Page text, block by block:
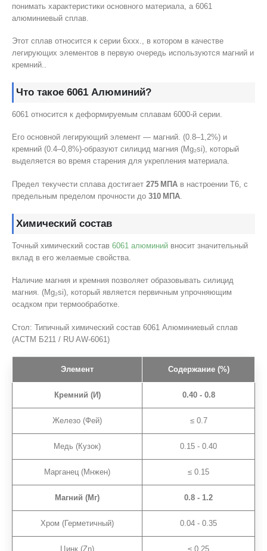
понимать характеристики основного материала, а 6061
алюминиевый сплав.
Этот сплав относится к серии 6ххх., в котором в качестве
легирующих элементов в первую очередь используются магний и
кремний..
Что такое 6061 Алюминий?
6061 относится к деформируемым сплавам 6000-й серии.
Его основной легирующий элемент — магний. (0.8–1,2%) и
кремний (0.4–0,8%)-образуют силицид магния (Mg₂si), который
выделяется во время старения для укрепления материала.
Предел текучести сплава достигает 275 МПА в настроении Т6, с
предельным пределом прочности до 310 МПА
Химический состав
Точный химический состав 6061 алюминий вносит значительный
вклад в его желаемые свойства.
Наличие магния и кремния позволяет образовывать силицид
магния. (Mg₂si), который является первичным упрочняющим
осадком при термообработке.
Стол: Типичный химический состав 6061 Алюминиевый сплав
(АСТМ Б211 / RU AW-6061)
Элемент Содержание (%)
Кремний (И) 0.40 - 0.8
Железо (Фей) ≤ 0.7
Медь (Кузок) 0.15 - 0.40
Марганец (Мнжен) ≤ 0.15
Магний (Мг) 0.8 - 1.2
Хром (Герметичный) 0.04 - 0.35
Цинк (Zn) ≤ 0.25